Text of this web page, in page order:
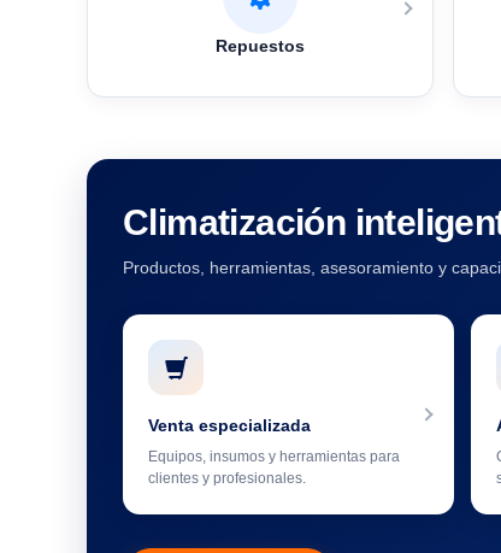
Repuestos
Climatización
Productos, herramientas, asesoramiento y
Venta especializada
Equipos, insumos y herramientas para
clientes y profesionales.